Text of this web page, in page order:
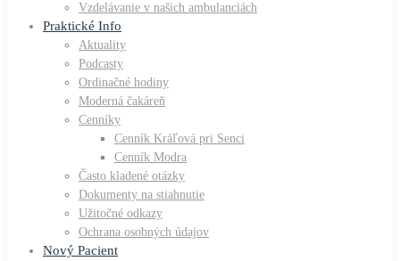
Vzdelávanie v našich ambulanciách
Praktické Info
Aktuality
Podcasty
Ordinačné hodiny
Moderná čakáreň
Cenníky
Cenník Kráľová pri Senci
Cenník Modra
Často kladené otázky
Dokumenty na stiahnutie
Užitočné odkazy
Ochrana osobných údajov
Nový Pacient